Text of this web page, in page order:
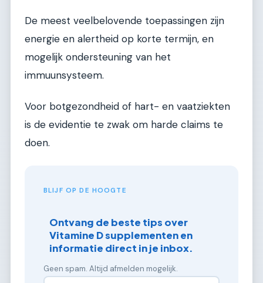
De meest veelbelovende toepassingen zijn
energie en alertheid op korte termijn, en
mogelijk ondersteuning van het
immuunsysteem.
Voor botgezondheid of hart- en vaatziekten
is de evidentie te zwak om harde claims te
doen.
BLIJF OP DE HOOGTE
Ontvang de beste tips over
Vitamine D supplementen en
informatie direct in je inbox.
Geen spam. Altijd afmelden mogelijk.